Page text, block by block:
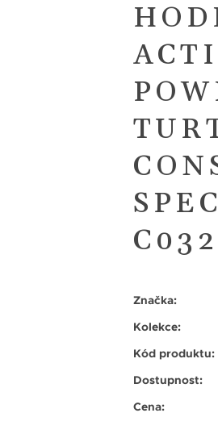
Značka:
Kolekce:
Kód produktu:
Dostupnost:
Cena: